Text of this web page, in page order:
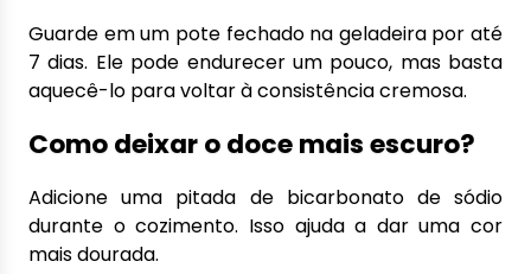
Guarde em um pote fechado na geladeira por até
7 dias. Ele pode endurecer um pouco, mas basta
aquecê-lo para voltar à consistência cremosa.
Como deixar o doce mais escuro?
Adicione uma pitada de bicarbonato de sódio
durante o cozimento. Isso ajuda a dar uma cor
mais dourada.